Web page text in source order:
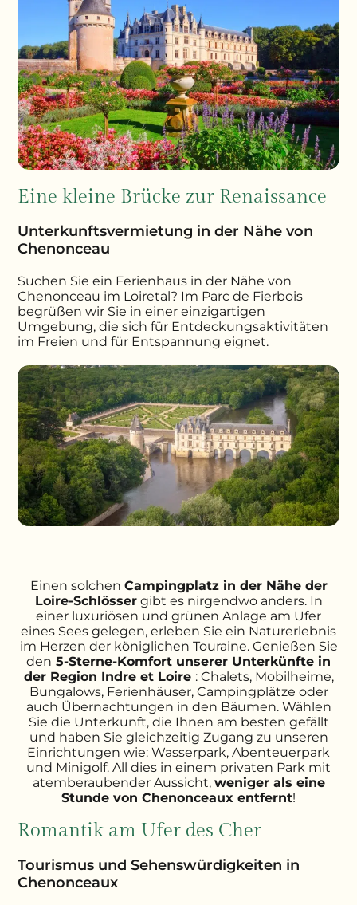
Eine kleine Brücke zur Renaissance
Unterkunftsvermietung in der Nähe von
Chenonceau
Suchen Sie ein Ferienhaus in der Nähe von
Chenonceau im Loiretal? Im Parc de Fierbois
begrüßen wir Sie in einer einzigartigen
Umgebung, die sich für Entdeckungsaktivitäten
im Freien und für Entspannung eignet.
Einen solchen Campingplatz in der Nähe der
Loire-Schlössergibt es nirgendwo anders. In
einer luxuriösen und grünen Anlage am Ufer
eines Sees gelegen, erleben Sie ein Naturerlebnis
im Herzen der königlichen Touraine. Genießen Sie
den 5-Sterne-Komfort unserer Unterkünfte in
der Region Indre et Loire : Chalets, Mobilheime,
Bungalows, Ferienhäuser, Campingplätze oder
auch Übernachtungen in den Bäumen. Wählen
Sie die Unterkunft, die Ihnen am besten gefällt
und haben Sie gleichzeitig Zugang zu unseren
Einrichtungen wie: Wasserpark, Abenteuerpark
und Minigolf. All dies in einem privaten Park mit
atemberaubender Aussicht, weniger als eine
Stunde von Chenonceaux entfernt!
Romantik am Ufer des Cher
Tourismus und Sehenswürdigkeiten in
Chenonceaux